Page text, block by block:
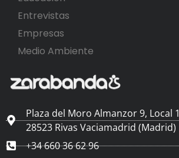
Entrevistas
Empresas
Medio Ambiente
Plaza del Moro Almanzor 9, Local 1
28523 Rivas Vaciamadrid (Madrid)
+34 660 36 62 96